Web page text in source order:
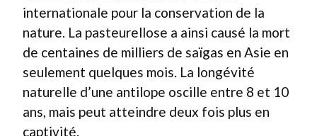
internationale pour la conservation de la
nature. La pasteurellose a ainsi causé la mort
de centaines de milliers de saïgas en Asie en
seulement quelques mois. La longévité
naturelle d’une antilope oscille entre 8 et 10
ans, mais peut atteindre deux fois plus en
captivité.